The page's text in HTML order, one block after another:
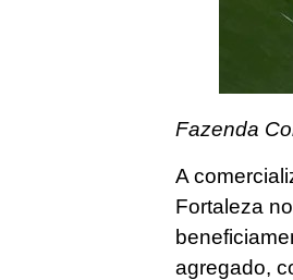
Fazenda
A
Fortaleza
agregado,